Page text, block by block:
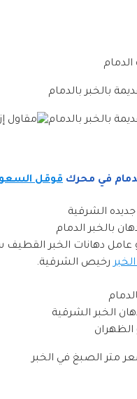
في محرك قوقل
الشرقية
بالخبر الدمام
دهانات الخبر القطيف
رخيص الشرقية.
الخبر الشرقية
الظهران
متر الصبغ في الخبر